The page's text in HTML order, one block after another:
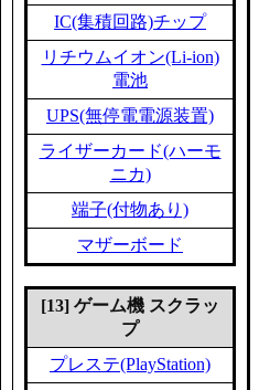
IC(集積回路)チップ
リチウムイオン(Li-ion)
電池
UPS(無停電電源装置)
ライザーカード(ハーモ
ニカ)
端子(付物あり)
マザーボード
[13] ゲーム機 スクラッ
プ
プレステ(PlayStation)